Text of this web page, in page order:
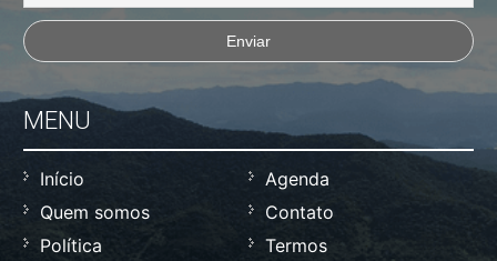
MENU
Início
Agenda
Quem somos
Contato
Política
Termos